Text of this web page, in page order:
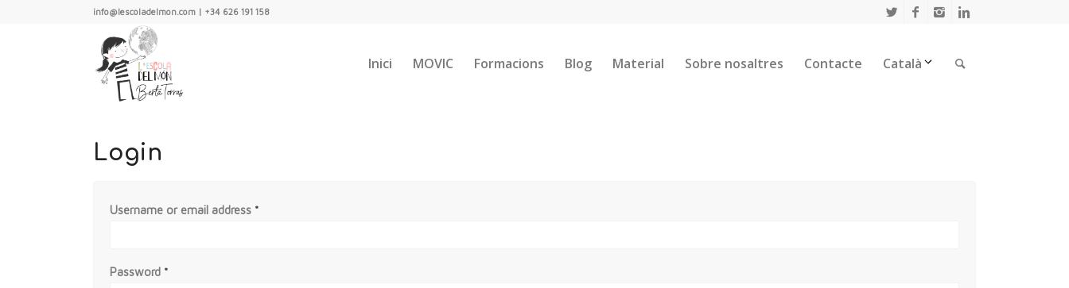
info@lescoladelmon.com | +34 626 191 158
Inici MOVIC Formacions Blog Material Sobre nosaltres Contacte Català
Login
Username or email address *
Password *